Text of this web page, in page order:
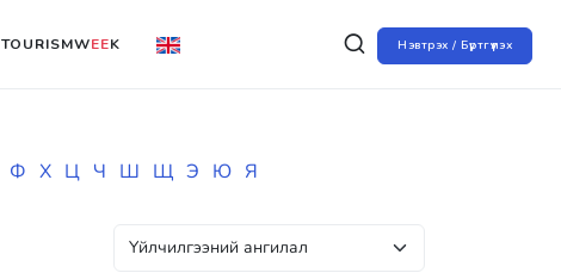
Нэвтрэх / Бүртгүүлэх
TOURISMWEEK
Ф Х Ц Ч Ш Щ Э Ю Я